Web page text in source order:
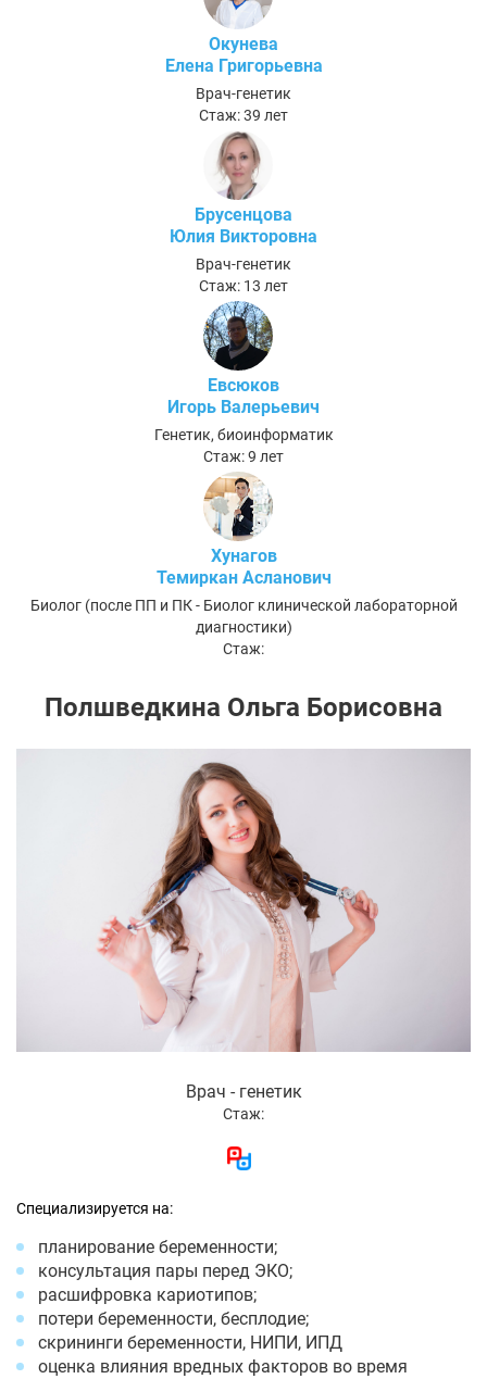
Окунева
Елена Григорьевна
Врач-генетик
Стаж: 39 лет
Брусенцова
Юлия Викторовна
Врач-генетик
Стаж: 13 лет
Евсюков
Игорь Валерьевич
Генетик, биоинформатик
Стаж: 9 лет
Хунагов
Темиркан Асланович
Биолог (после ПП и ПК - Биолог клинической лабораторной
диагностики)
Стаж:
Полшведкина Ольга Борисовна
Врач - генетик
Стаж:
Специализируется на:
планирование беременности;
консультация пары перед ЭКО;
расшифровка кариотипов;
потери беременности, бесплодие;
скрининги беременности, НИПИ, ИПД
оценка влияния вредных факторов во время